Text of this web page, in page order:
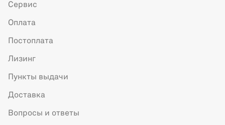
Сервис
Оплата
Постоплата
Лизинг
Пункты выдачи
Доставка
Вопросы и ответы